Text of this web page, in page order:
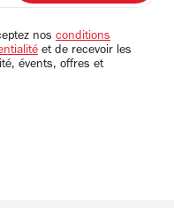
nos conditions
et de recevoir les
évents, offres et